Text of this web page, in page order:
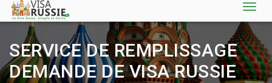
SERVICE DE REMPLISSAGE
DEMANDE DE VISA RUSSIE